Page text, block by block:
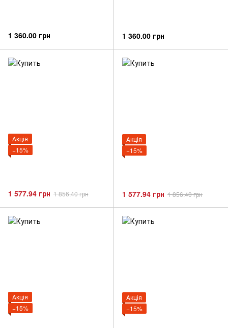
1 360.00 грн 1 360.00 грн
Акція
−15%
1 577.94 грн 1 856.40 грн
Акція
−15%
1 577.94 грн 1 856.40 грн
Акція
−15%
Акція
−15%